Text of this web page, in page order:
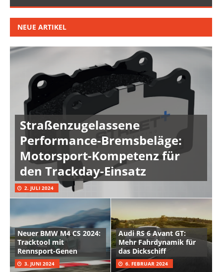
NEUE ARTIKEL
Straßenzugelassene
Performance-Bremsbeläge:
Motorsport-Kompetenz für
den Trackday-Einsatz
2. JULI 2024
Neuer BMW M4 CS 2024:
Tracktool mit
Rennsport-Genen
3. JUNI 2024
Audi RS 6 Avant GT:
Mehr Fahrdynamik für
das Dickschiff
6. FEBRUAR 2024